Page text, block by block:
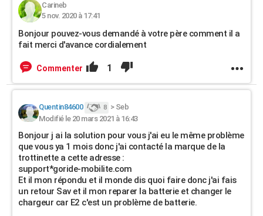
Carineb
5 nov. 2020 à 17:41
Bonjour pouvez-vous demandé à votre père comment il a
fait merci d'avance cordialement
Commenter 1
Quentin84600 8 > Seb
Modifié le 20 mars 2021 à 16:43
Bonjour j ai la solution pour vous j'ai eu le même problème
que vous ya 1 mois donc j'ai contacté la marque de la
trottinette a cette adresse :
support*goride-mobilite.com
Et il mon répondu et il monde dis quoi faire donc j'ai fais
un retour Sav et il mon reparer la batterie et changer le
chargeur car E2 c'est un problème de batterie.